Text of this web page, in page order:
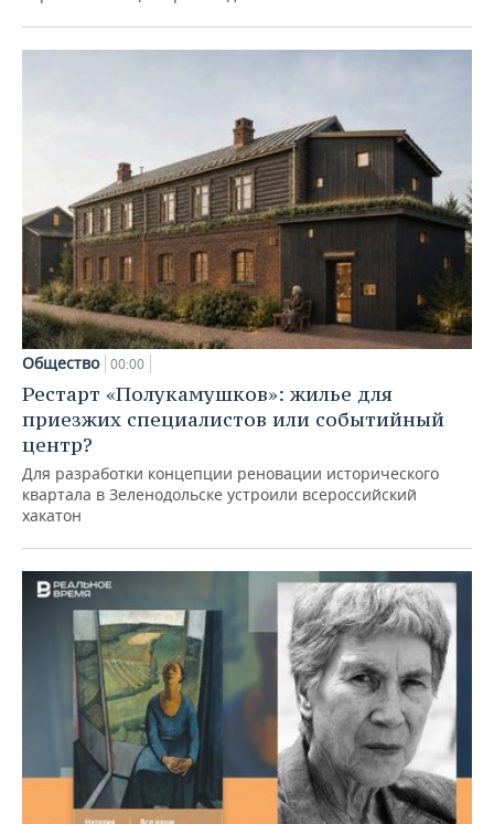
Общество 00:00
Рестарт «Полукамушков»: жилье для
приезжих специалистов или событийный
центр?
Для разработки концепции реновации исторического
квартала в Зеленодольске устроили всероссийский
хакатон